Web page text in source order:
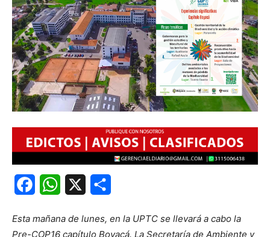
FacebookWhatsApp
Esta mañana de lunes, en la UPTC se llevará a cabo la
Pre-COP16 capítulo Boyacá. La Secretaría de Ambiente y